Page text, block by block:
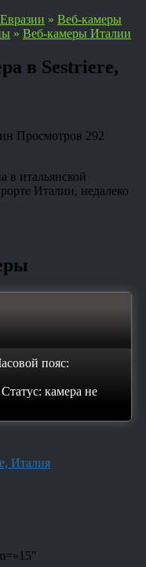
» Веб-камеры
» Веб-камеры Италии
в Sestriere,
Просмотров 292
в итальянской
Италии, недалеко
пояс:
камера не